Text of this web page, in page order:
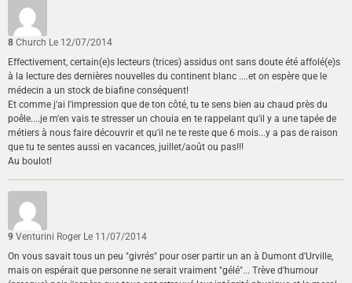
8 Church Le 12/07/2014
Effectivement, certain(e)s lecteurs (trices) assidus ont sans doute été affolé(e)s
à la lecture des dernières nouvelles du continent blanc ....et on espère que le
médecin a un stock de biafine conséquent!
Et comme j'ai l'impression que de ton côté, tu te sens bien au chaud près du
poêle....je m'en vais te stresser un chouia en te rappelant qu'il y a une tapée de
métiers à nous faire découvrir et qu'il ne te reste que 6 mois...y a pas de raison
que tu te sentes aussi en vacances, juillet/août ou pas!!!
Au boulot!
9 Venturini Roger Le 11/07/2014
On vous savait tous un peu "givrés" pour oser partir un an à Dumont d'Urville,
mais on espérait que personne ne serait vraiment "gélé"... Trève d'humour